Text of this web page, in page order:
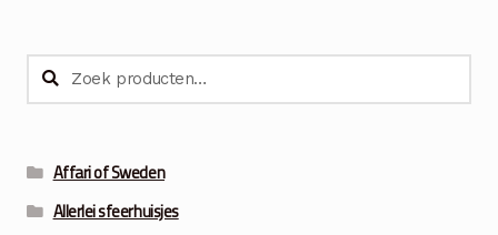
€14.50
Zoeken
naar:
Zoeken
Affari of Sweden
Allerlei sfeerhuisjes